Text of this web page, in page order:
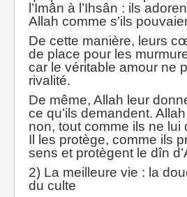
l’Imân à l’Ihsân : ils
Allah comme s’ils
De cette manière, leurs
de place pour les
car le véritable amour ne
rivalité.
De même, Allah leur
ce qu’ils demandent.
non, tout comme ils ne lui
Il les protège, comme ils
sens et protègent le dîn
2) La meilleure vie : la
du culte